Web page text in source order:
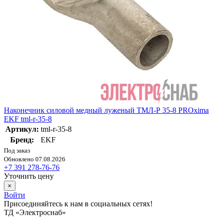
Наконечник силовой медный луженый ТМЛ-Р 35-8 PROxima
EKF tml-r-35-8
Артикул: tml-r-35-8
Бренд:
EKF
Под заказ
Обновлено 07.08.2026
+7 391 278-76-76
Уточнить цену
×
Войти
Присоединяйтесь к нам в социальных сетях!
ТД «Электроснаб»